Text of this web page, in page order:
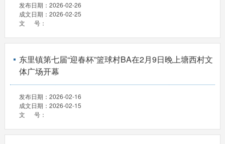
发布日期： 2026-02-26
成文日期： 2026-02-25
文 号：
东里镇第七届“迎春杯”篮球村BA在2月9日晚上塘西村文
体广场开幕
发布日期： 2026-02-16
成文日期： 2026-02-15
文 号：